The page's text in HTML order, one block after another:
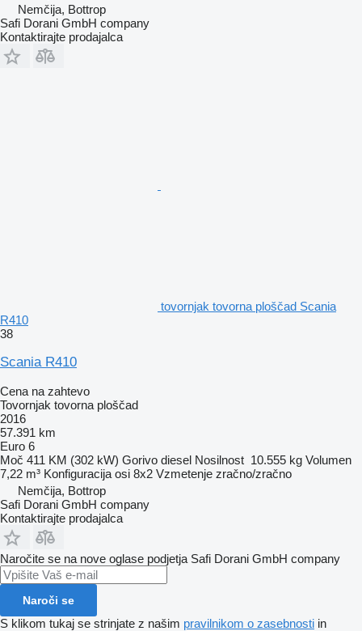
Nemčija, Bottrop
Safi Dorani GmbH company
Kontaktirajte prodajalca
tovornjak tovorna ploščad Scania
R410
38
Scania R410
Cena na zahtevo
Tovornjak tovorna ploščad
2016
57.391 km
Euro 6
Moč 411 KM (302 kW) Gorivo diesel Nosilnost 10.555 kg Volumen
7,22 m³ Konfiguracija osi 8x2 Vzmetenje zračno/zračno
Nemčija, Bottrop
Safi Dorani GmbH company
Kontaktirajte prodajalca
Naročite se na nove oglase podjetja Safi Dorani GmbH company
Naroči se
S klikom tukaj se strinjate z našim pravilnikom o zasebnosti in